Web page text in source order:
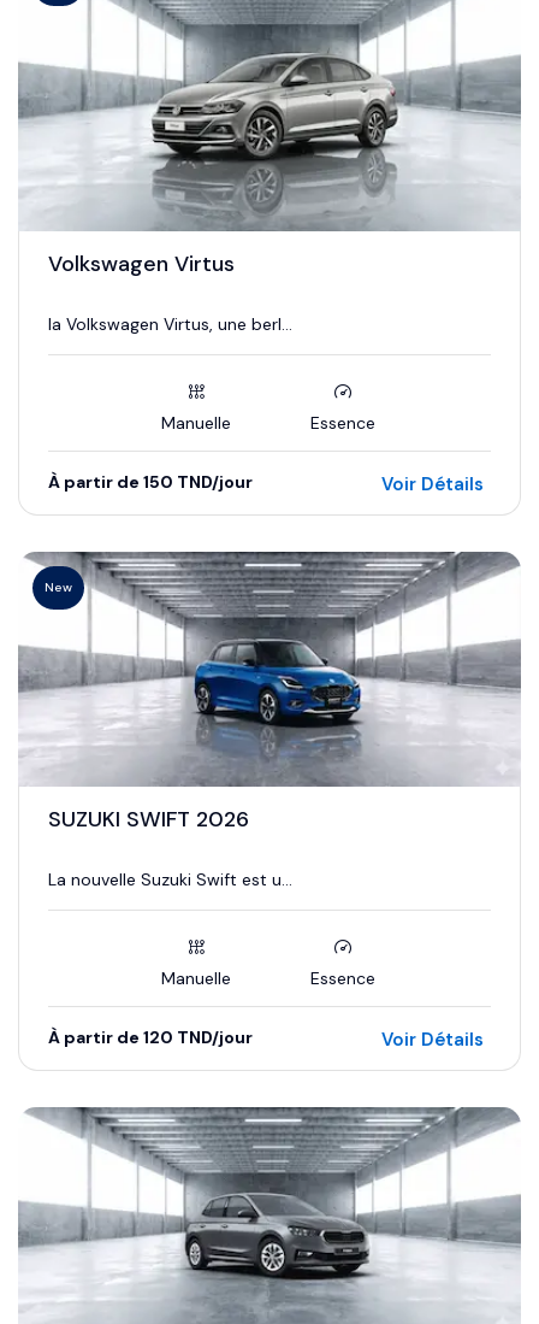
Volkswagen Virtus
la Volkswagen Virtus, une berl...
Manuelle Essence
À partir de 150 TND/jour Voir Détails
New
SUZUKI SWIFT 2026
La nouvelle Suzuki Swift est u...
Manuelle Essence
À partir de 120 TND/jour Voir Détails